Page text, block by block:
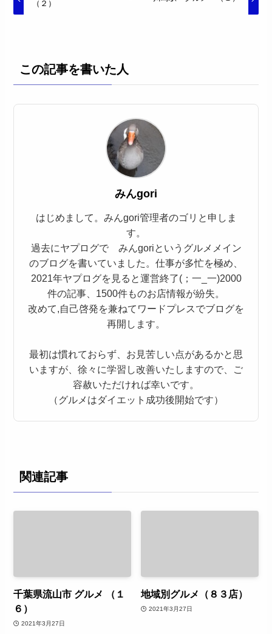
（２）
この記事を書いた人
みんgori
はじめまして。みんgori管理者のゴリと申しま
す。
過去にヤプログで みんgoriというグルメメイン
のブログを書いていました。仕事が多忙を極め、
2021年ヤプログを見ると運営終了(；一_一)2000
件の記事、1500件ものお店情報が紛失。
改めて,自己啓発を兼ねてワードプレスでブログを
再開します。
最初は慣れておらず、お見苦しい点があるかと思
いますが、徐々に学習し改善いたしますので、ご
容赦いただければ幸いです。
（グルメはダイエット成功後開始です）
関連記事
千葉県流山市 グルメ （１
６）
2021年3月27日
地域別グルメ（８３店）
2021年3月27日